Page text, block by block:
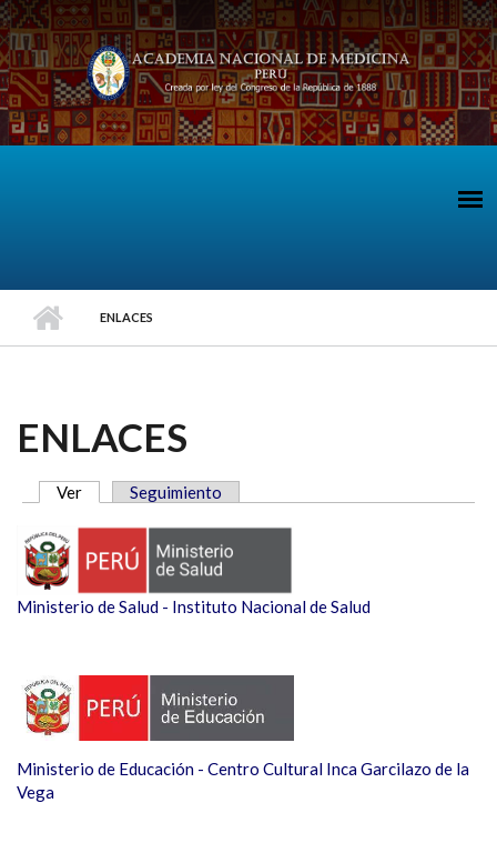
Pasar al contenido principal
ENLACES
ENLACES
SOLAPAS PRINCIPALES
Ver (solapa activa)
Seguimiento
Ministerio de Salud - Instituto Nacional de Salud
Ministerio de Educación - Centro Cultural Inca Garcilazo de la
Vega